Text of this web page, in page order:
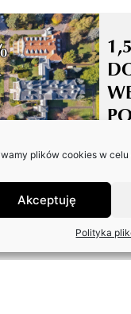
plików cookies w
Akceptuję
Polityka